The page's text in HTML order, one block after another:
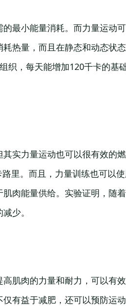
最小能量消耗。而力量运动
热量，而且在静态和动态状
织，每天能增加120千卡的基
实力量运动也可以很有效的
里。而且，力量训练也可以
肉能量供给。实验证明，随
少。
肌肉的力量和耐力，可以有
有益于减肥，还可以预防运